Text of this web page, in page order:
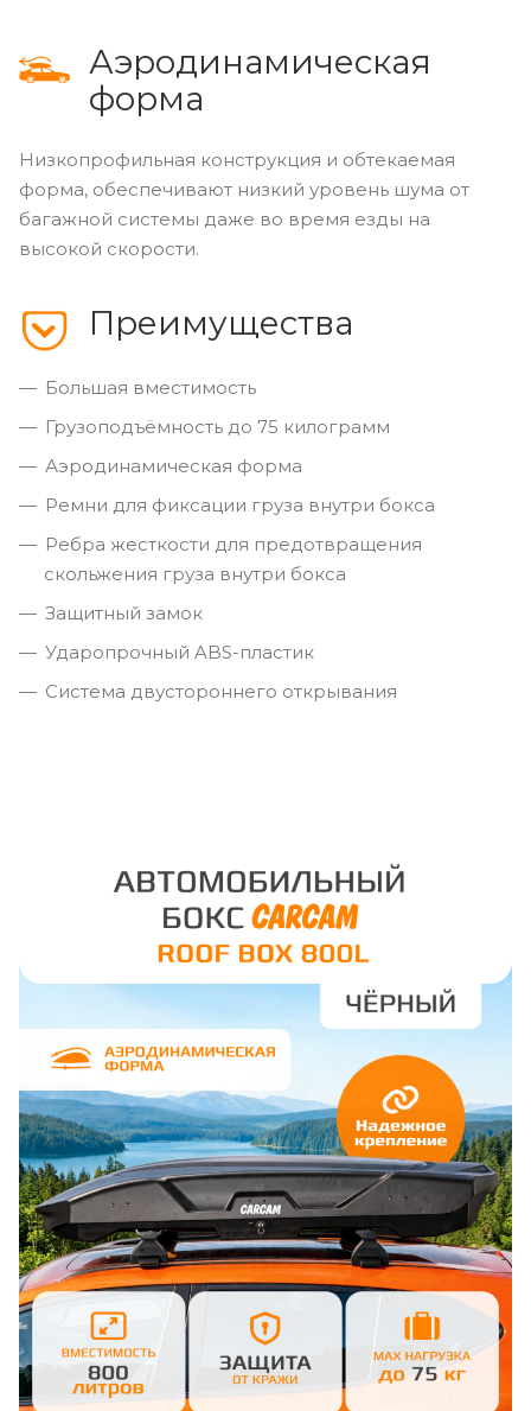
Аэродинамическая
форма
Низкопрофильная конструкция и обтекаемая
форма, обеспечивают низкий уровень шума от
багажной системы даже во время езды на
высокой скорости.
Преимущества
Большая вместимость
Грузоподъёмность до 75 килограмм
Аэродинамическая форма
Ремни для фиксации груза внутри бокса
Ребра жесткости для предотвращения
скольжения груза внутри бокса
Защитный замок
Ударопрочный ABS-пластик
Система двустороннего открывания